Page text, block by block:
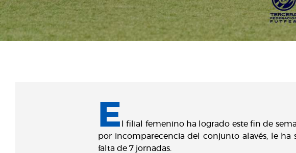
E
l filial femenino ha logrado este fin de
por incomparecencia del conjunto alavés, le ha
falta de 7 jornadas.